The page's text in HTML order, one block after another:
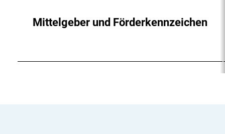
Mittelgeber und Förderkennzeichen